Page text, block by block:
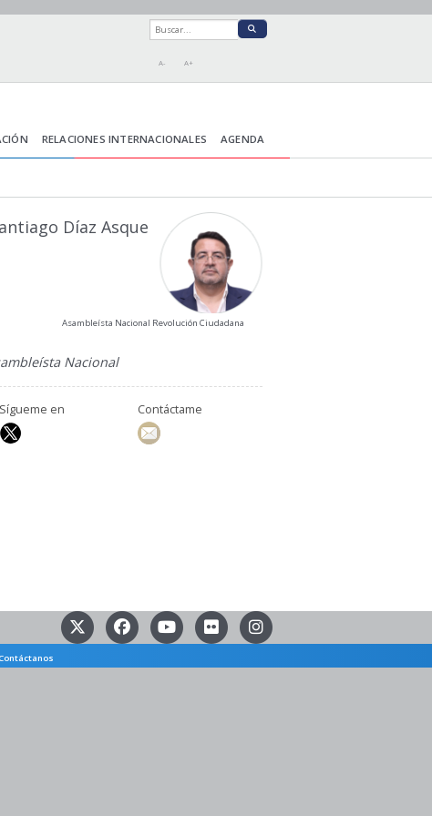
A- A+
RELACIONES INTERNACIONALES AGENDA
Díaz Asque
Asambleísta Nacional Revolución Ciudadana
Nacional
Sígueme en Contáctame
Contáctanos